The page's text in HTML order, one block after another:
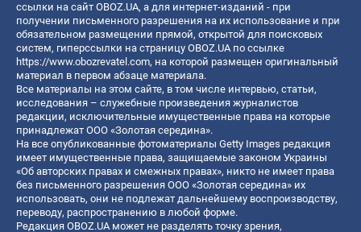
ссылки на сайт OBOZ.UA, а для интернет-изданий - при
получении письменного разрешения на их использование и при
обязательном размещении прямой, открытой для поисковых
систем, гиперссылки на страницу OBOZ.UA по ссылке
https://www.obozrevatel.com, на которой размещен оригинальный
материал в первом абзаце материала.
Все материалы на этом сайте, в том числе интервью, статьи,
исследования – служебные произведения журналистов
редакции, исключительные имущественные права на которые
принадлежат ООО «Золотая середина».
На все опубликованные фотоматериалы Getty Images редакция
имеет имущественные права, защищаемые законом Украины
«Об авторских правах и смежных правах», никто не имеет права
без письменного разрешения ООО «Золотая середина» их
использовать, они не подлежат дальнейшему воспроизводству,
переводу, распространению в любой форме.
Редакция OBOZ.UA может не разделять точку зрения,